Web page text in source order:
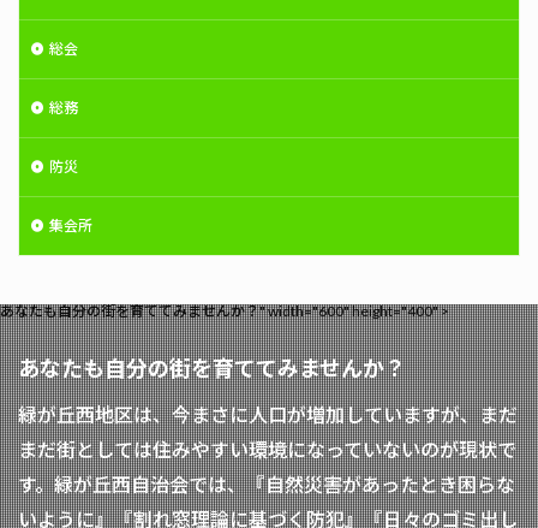
総会
総務
防災
集会所
あなたも自分の街を育ててみませんか？" width="600" height="400" >
あなたも自分の街を育ててみませんか？
緑が丘西地区は、今まさに人口が増加していますが、まだ
まだ街としては住みやすい環境になっていないのが現状で
す。緑が丘西自治会では、『自然災害があったとき困らな
いように』『割れ窓理論に基づく防犯』『日々のゴミ出し